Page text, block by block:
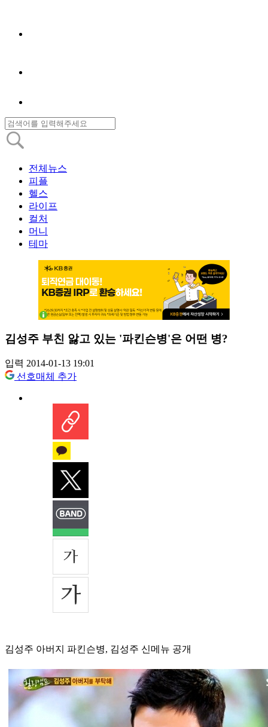
전체뉴스
피플
헬스
라이프
컬처
머니
테마
김성주 부친 앓고 있는 '파킨슨병'은 어떤 병?
입력 2014-01-13 19:01
선호매체 추가
김성주 아버지 파킨슨병, 김성주 신메뉴 공개